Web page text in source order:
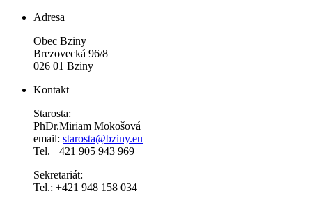
Adresa
Obec Bziny
Brezovecká 96/8
026 01 Bziny
Kontakt
Starosta:
PhDr.Miriam Mokošová
email: starosta@bziny.eu
Tel. +421 905 943 969
Sekretariát:
Tel.: +421 948 158 034